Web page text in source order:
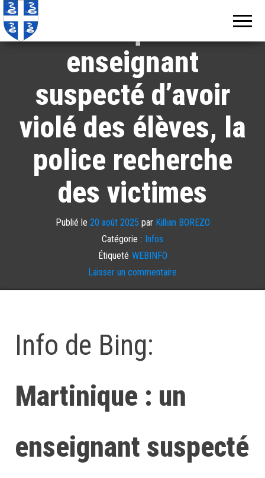
enseignant
suspecté d’avoir
violé des élèves, la
police recherche
des victimes
Publié le 20 août 2025 par Killian BOREZO
Catégorie : Infos
Étiqueté WEBINFO
Laisser un commentaire
Info de Bing:
Martinique : un
enseignant suspecté